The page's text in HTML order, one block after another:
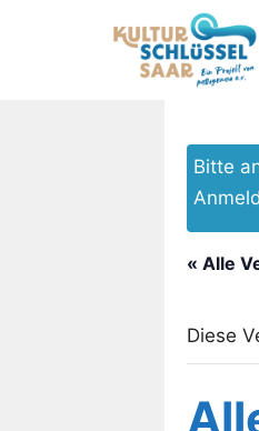
Bitte
« Alle
Diese